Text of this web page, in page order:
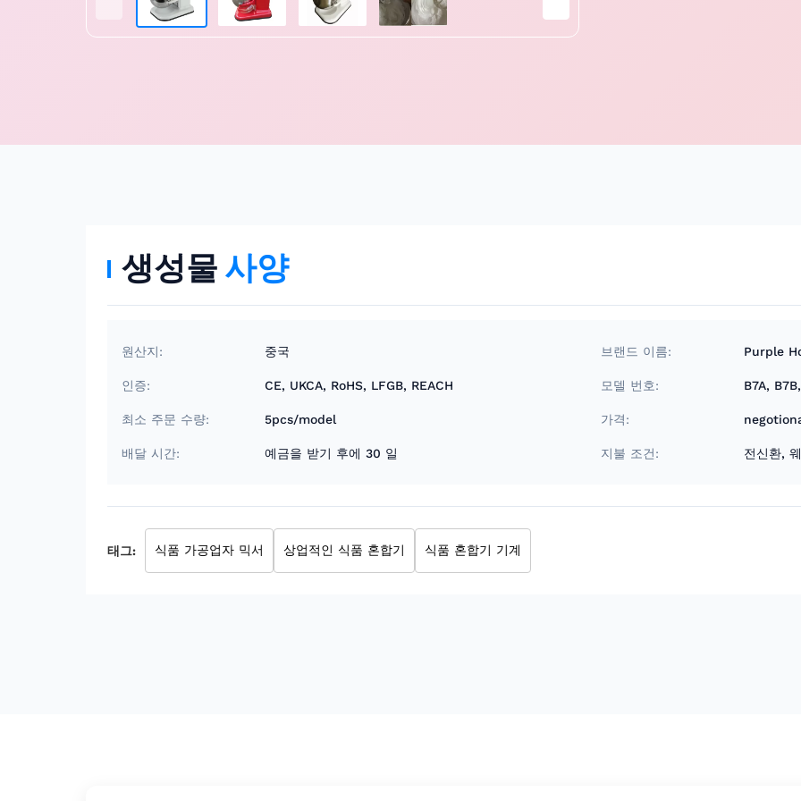
생성물 사양
원산지: 중국 브랜드 이름: Purple
인증: CE, UKCA, RoHS, LFGB, REACH 모델 번호: B7A,
최소 주문 수량: 5pcs/model 가격:
배달 시간: 예금을 받기 후에 30 일 지불 조건: 전신환,
태그: 식품 가공업자 믹서 상업적인 식품 혼합기 식품 혼합기 기계